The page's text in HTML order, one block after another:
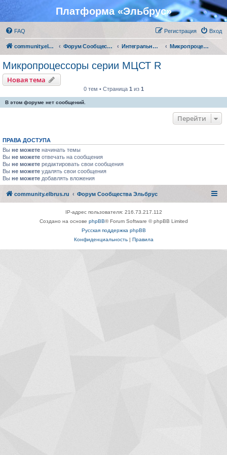
Платформа «Эльбрус»
FAQ Вход
Регистрация
community.elbrus.ru Форум Сообщества Эльбрус Интегральные микросхемы АО "МЦСТ" Микропроцессоры серии МЦСТ R
Микропроцессоры серии МЦСТ R
Новая тема
0 тем • Страница 1 из 1
В этом форуме нет сообщений.
Перейти
ПРАВА ДОСТУПА
Вы не можете начинать темы
Вы не можете отвечать на сообщения
Вы не можете редактировать свои сообщения
Вы не можете удалять свои сообщения
Вы не можете добавлять вложения
community.elbrus.ru Форум Сообщества Эльбрус
IP-адрес пользователя: 216.73.217.112
Создано на основе phpBB® Forum Software © phpBB Limited
Русская поддержка phpBB
Конфиденциальность| Правила